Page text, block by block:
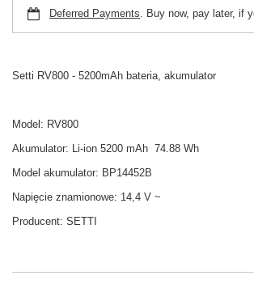
Deferred Payments. Buy now, pay later, if
Setti RV800 - 5200mAh bateria, akumulator
Model: RV800
Akumulator: Li-ion 5200 mAh 74.88 Wh
Model akumulator: BP14452B
Napięcie znamionowe: 14,4 V ~
Producent: SETTI